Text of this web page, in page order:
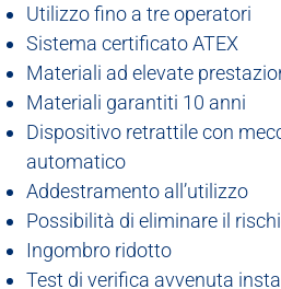
Utilizzo fino a tre operatori
Sistema certificato ATEX
Materiali ad elevate
Materiali garantiti 10 anni
Dispositivo retrattile con
automatico
Addestramento all’utilizzo
Possibilità di eliminare il
Ingombro ridotto
Test di verifica avvenuta